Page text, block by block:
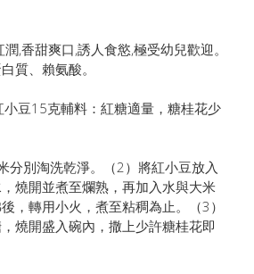
潤,香甜爽口,誘人食慾,極受幼兒歡迎。
質、賴氨酸。
豆15克輔料：紅糖適量，糖桂花少
分別淘洗乾淨。（2）將紅小豆放入
燒開並煮至爛熟，再加入水與大米
，轉用小火，煮至粘稠為止。（3）
燒開盛入碗內，撒上少許糖桂花即